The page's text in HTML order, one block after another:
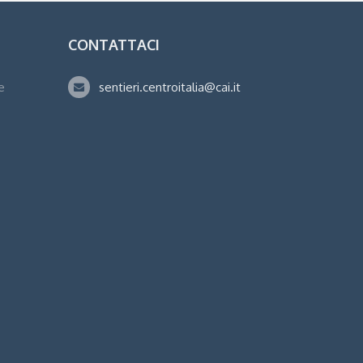
CONTATTACI
sentieri.centroitalia@cai.it